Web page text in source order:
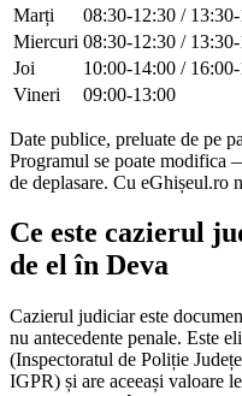
Marți
08:30-12:30 /
Miercuri 08:30-12:30 /
Joi
10:00-14:00 /
Vineri
09:00-13:00
Date publice, preluate de pe
Programul se poate modifica
de deplasare. Cu eGhișeul.ro
Ce este cazierul
de el în Deva
Cazierul judiciar este
nu antecedente penale. Este
(Inspectoratul de Poliție
IGPR) și are aceeași valoare